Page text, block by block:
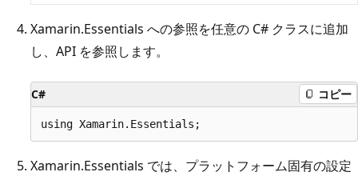
Xamarin.Essentials への参照を任意の C# クラスに追加
し、API を参照します。
C# コピー
Xamarin.Essentials では、プラットフォーム固有の設定